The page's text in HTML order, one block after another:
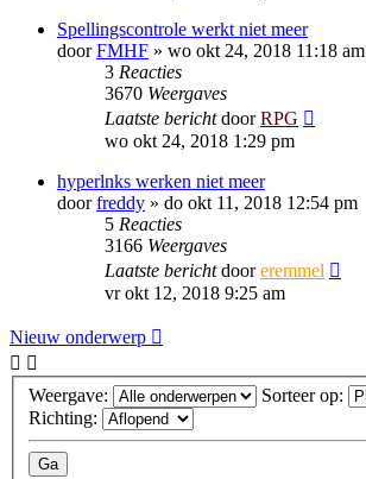
Spellingscontrole werkt niet meer
doorFMHF » wo okt 24, 2018 11:18 am
3 Reacties
3670 Weergaves
Laatste berichtdoorRPG
wo okt 24, 2018 1:29 pm
hyperlnks werken niet meer
doorfreddy » do okt 11, 2018 12:54 pm
5 Reacties
3166 Weergaves
Laatste berichtdooreremmel
vr okt 12, 2018 9:25 am
Nieuw onderwerp
Weergave:
Sorteer op:
Richting: